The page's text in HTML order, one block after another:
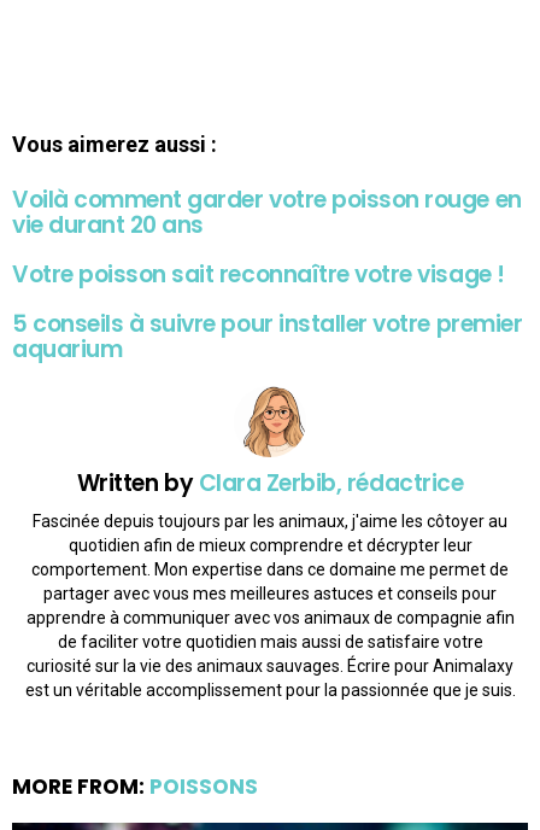
Vous aimerez aussi :
Voilà comment garder votre poisson rouge en
vie durant 20 ans
Votre poisson sait reconnaître votre visage !
5 conseils à suivre pour installer votre premier
aquarium
Written byClara Zerbib, rédactrice
Fascinée depuis toujours par les animaux, j'aime les côtoyer au
quotidien afin de mieux comprendre et décrypter leur
comportement. Mon expertise dans ce domaine me permet de
partager avec vous mes meilleures astuces et conseils pour
apprendre à communiquer avec vos animaux de compagnie afin
de faciliter votre quotidien mais aussi de satisfaire votre
curiosité sur la vie des animaux sauvages. Écrire pour Animalaxy
est un véritable accomplissement pour la passionnée que je suis.
MORE FROM: POISSONS